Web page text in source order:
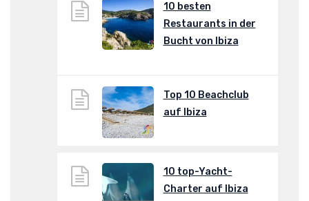
10 besten
Restaurants in der
Bucht von Ibiza
Top 10 Beachclub
auf Ibiza
10 top-Yacht-
Charter auf Ibiza